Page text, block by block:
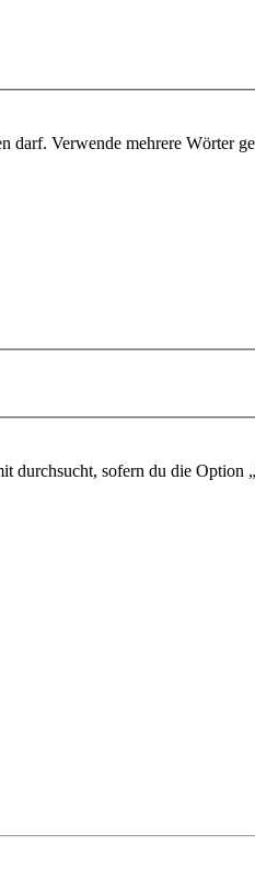
darf. Verwende mehrere Wörter
durchsucht, sofern du die Option